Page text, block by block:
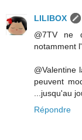
LILIBOX
@7TV ne
notamment
@Valentine
peuvent
...jusqu'au
Répondre